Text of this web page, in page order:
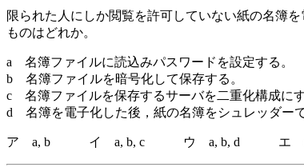
限られた人にしか閲覧を許可していない紙の名簿
ものはどれか。
a 名簿ファイルに読込みパスワードを設定する。
b 名簿ファイルを暗号化して保存する。
c 名簿ファイルを保存するサーバを二重化構成にす
d 名簿を電子化した後，紙の名簿をシュレッダーで
ア a, b イ a, b, c ウ a, b, d エ